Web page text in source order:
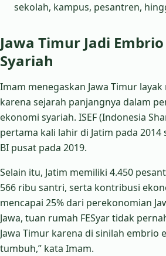
sekolah, kampus, pesantren,
Jawa Timur Jadi
Syariah
Imam menegaskan Jawa Timur layak
karena sejarah panjangnya dalam
ekonomi syariah. ISEF (Indonesia
pertama kali lahir di Jatim pada
BI pusat pada 2019.
Selain itu, Jatim memiliki 4.450
566 ribu santri, serta kontribusi
mencapai 25% dari perekonomian
Jawa, tuan rumah FESyar tidak
Jawa Timur karena di sinilah embrio
tumbuh,” kata Imam.